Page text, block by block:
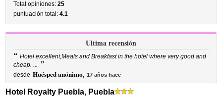
Total opiniones:25
puntuación total:4.1
Ultima recensión
“ Hotel excellent,Meals and Breakfast in the hotel where very good and
cheap. ... ”
desde Huésped anónimo, 17 años hace
Hotel Royalty Puebla, Puebla